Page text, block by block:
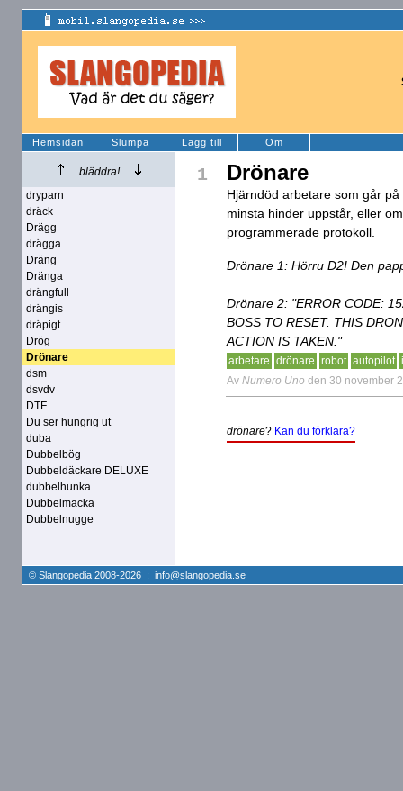
Hemsidan Slumpa Lägg till Om
bläddra!
dryparn
dräck
Drägg
drägga
Dräng
Dränga
drängfull
drängis
dräpigt
Drög
Drönare
dsm
dsvdv
DTF
Du ser hungrig ut
duba
Dubbelbög
Dubbeldäckare DELUXE
dubbelhunka
Dubbelmacka
Dubbelnugge
1 Drönare
Hjärndöd arbetare som går
minsta hinder uppstår, eller
programmerade protokoll.
Drönare 1: Hörru D2! Den
Drönare 2: "ERROR CODE:
BOSS TO RESET. THIS
ACTION IS TAKEN."
arbetare drönare robot autopilot
Av Numero Uno den 30 november
drönare? Kan du förklara?
© Slangopedia 2008-2026 : info@slangopedia.se